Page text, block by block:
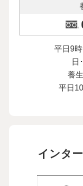
平日9
日
養
平日
インタ